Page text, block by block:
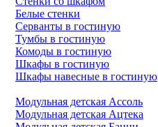
Белые стенки
Серванты в гостиную
Тумбы в гостиную
Комоды в гостиную
Шкафы в гостиную
Шкафы навесные в гостиную
Модульная детская Ассоль
Модульная детская Ацтека